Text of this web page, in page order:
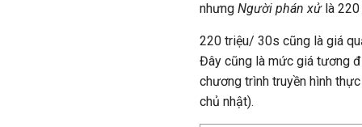
nhưng Người phán xửlà 220
220 triệu/ 30s cũng là giá
Đây cũng là mức giá tương
chương trình truyền hình
chủ nhật).